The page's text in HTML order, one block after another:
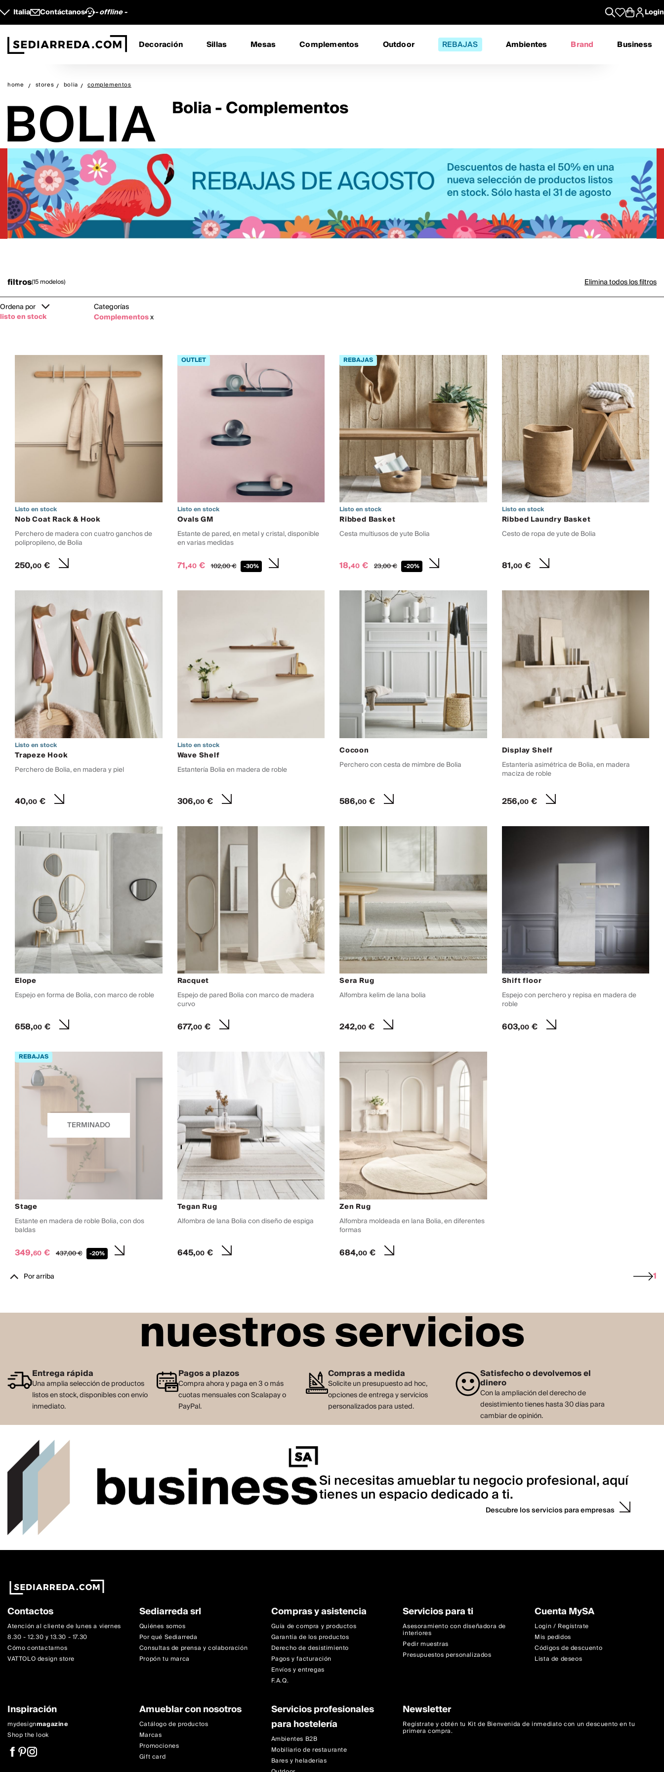
Italia Contáctanos - offline - Login
Decoración Sillas Mesas Complementos Outdoor REBAJAS Ambientes Brand Business
home stores bolia complementos
Bolia - Complementos
filtros(15 modelos) Elimina todos los filtros
Ordena por
listo en stock
Categorías
Complementosx
Listo en stock
Nob Coat Rack & Hook
Perchero de madera con cuatro ganchos de
polipropileno, de Bolia
250,00€
Listo en stock
Ovals GM
Estante de pared, en metal y cristal, disponible
en varias medidas
71,40€ 102,00€ -30%
Listo en stock
Ribbed Basket
Cesta multiusos de yute Bolia
18,40 € 23,00€ -20%
Listo en stock
Ribbed Laundry Basket
Cesto de ropa de yute de Bolia
81,00€
Listo en stock
Trapeze Hook
Perchero de Bolia, en madera y piel
40,00€
Listo en stock
Wave Shelf
Estantería Bolia en madera de roble
306,00€
Cocoon
Perchero con cesta de mimbre de Bolia
586,00€
Display Shelf
Estantería asimétrica de Bolia, en madera
maciza de roble
256,00€
Elope
Espejo en forma de Bolia, con marco de roble
658,00€
Racquet
Espejo de pared Bolia con marco de madera
curvo
677,00€
Sera Rug
Alfombra kelim de lana bolia
242,00€
Shift floor
Espejo con perchero y repisa en madera de
roble
603,00€
TERMINADO
Stage
Estante en madera de roble Bolia, con dos
baldas
349,60 € 437,00€ -20%
Tegan Rug
Alfombra de lana Bolia con diseño de espiga
645,00€
Zen Rug
Alfombra moldeada en lana Bolia, en diferentes
formas
684,00€
Por arriba 1
nuestros servicios
Entrega rápida
Una amplia selección de productos
listos en stock, disponibles con envío
inmediato.
Pagos a plazos
Compra ahora y paga en 3 o más
cuotas mensuales con Scalapay o
PayPal.
Compras a medida
Solicite un presupuesto ad hoc,
opciones de entrega y servicios
personalizados para usted.
Satisfecho o devolvemos el
dinero
Con la ampliación del derecho de
desistimiento tienes hasta 30 días para
cambiar de opinión.
Si necesitas amueblar tu negocio profesional, aquí
tienes un espacio dedicado a ti.
Descubre los servicios para empresas
Contactos
Atención al cliente de lunes a viernes
8.30 - 12.30 y 13.30 - 17.30
Cómo contactarnos
VATTOLO design store
Sediarreda srl
Quiénes somos
Por qué Sediarreda
Consultas de prensa y colaboración
Propón tu marca
Compras y asistencia
Guía de compra y productos
Garantía de los productos
Derecho de desistimiento
Pagos y facturación
Envíos y entregas
F.A.Q.
Servicios para ti
Asesoramiento con diseñadora de
interiores
Pedir muestras
Presupuestos personalizados
Cuenta MySA
Login / Regístrate
Mis pedidos
Códigos de descuento
Lista de deseos
Inspiración
mydesignmagazine
Shop the look
Amueblar con nosotros
Catálogo de productos
Marcas
Promociones
Gift card
Servicios profesionales
para hostelería
Ambientes B2B
Mobiliario de restaurante
Bares y heladerias
Newsletter
Regístrate y obtén tu Kit de Bienvenida de inmediato con un descuento en tu
primera compra.